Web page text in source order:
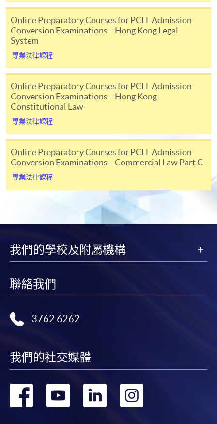
(www.hkeaa.edu.hk/en/ipe/ulondon)
香港大學專業進修學院/倫敦大學法律學士學位試課程
（學費）
詳情請下載宣傳冊
退還且不可轉讓。
簽證（非本地申請人）
非本地申請人必須持有由香港特區政府入境事務處所
簽發的學生簽證方可入讀本院，申請人入學前須辦妥
有關手續。惟持有前往港澳通行證（俗稱「單程
證」）者， 或以受養人士身分，或透過以下章節（I）
任何一項計劃獲批准來港者，毋須經事先批准，可修
工作或受訓簽證身者，或為駐港領使人員，或為外籍
家庭傭工，或透過以下章節（II）任何一項計劃獲批准
來港者，則毋須事前批准，亦可修讀兼讀制課程。獲
有關學生簽證。除自資並經本地評審，而有關學銜按
香港大學體制，經香港大學專業進修學院頒發的兼讀
發學生簽證課程之列。基於其簽證/入境通行證狀況可
能不時有所改變，所有課程的非本地申請人若選擇親
發）及護照/簽證文件作影印記錄，以供核實用途。非
用。
(I)
優秀人才入境計劃 (QMAS)
Online Preparatory Courses for PCLL Admission
Conversion Examinations—Hong Kong Legal
System
專業法律課程
Online Preparatory Courses for PCLL Admission
Conversion Examinations—Hong Kong
Constitutional Law
專業法律課程
Online Preparatory Courses for PCLL Admission
Conversion Examinations—Commercial Law Part C
專業法律課程
我們的學校及附屬機構
聯絡我們
3762 6262
我們的社交媒體
轉
轉
轉